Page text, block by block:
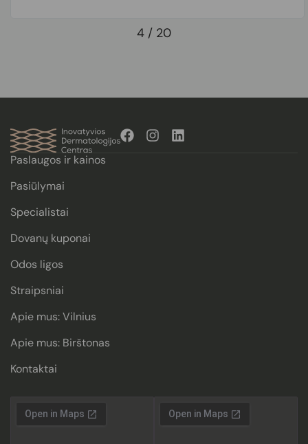
4 / 20
Paslaugos ir kainos
Pasiūlymai
Specialistai
Dovanų kuponai
Odos ligos
Straipsniai
Apie mus: Vilnius
Apie mus: Birštonas
Kontaktai